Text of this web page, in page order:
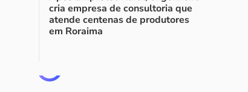
cria empresa de consultoria que
atende centenas de produtores
em Roraima